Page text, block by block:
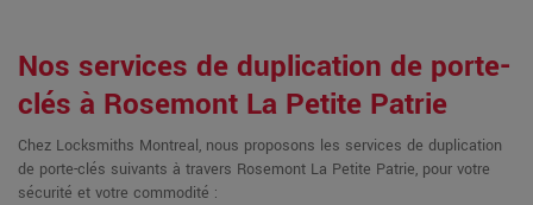
Nos services de duplication de porte-
clés à Rosemont La Petite Patrie
Chez Locksmiths Montreal, nous proposons les services de duplication
de porte-clés suivants à travers Rosemont La Petite Patrie, pour votre
sécurité et votre commodité :